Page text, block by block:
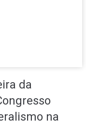
da
na